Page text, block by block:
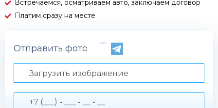
Встречаемся, осматриваем авто, заключаем договор
Платим сразу на месте
Отправить фото по телефону
Загрузить изображение